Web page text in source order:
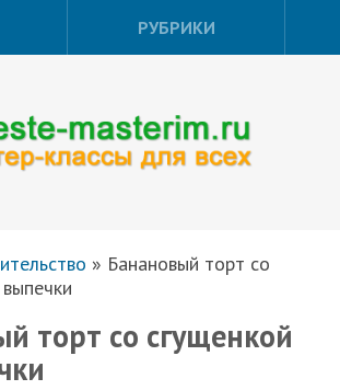
РУБРИКИ
» Банановый торт со
торт со сгущенкой